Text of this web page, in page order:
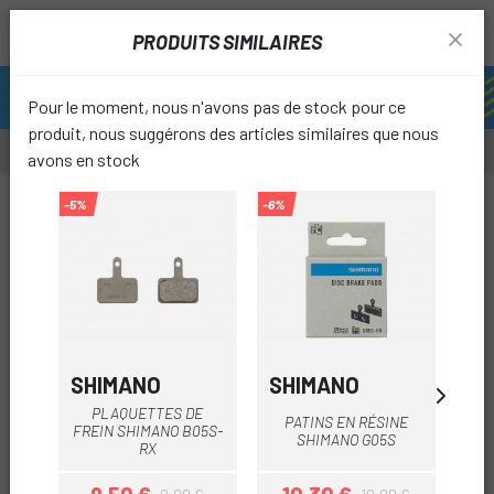
PRODUITS SIMILAIRES
Pour le moment, nous n'avons pas de stock pour ce
produit, nous suggérons des articles similaires que nous
avons en stock
-5%
SHIMANO
PLAQUETTES DE
FREIN SHIMANO B05S-
RX
-6%
SHIMANO
PATINS EN RÉSINE
SHIMANO G05S